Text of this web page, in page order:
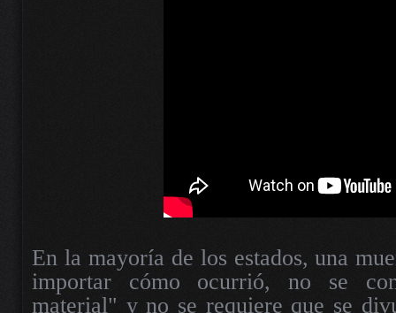
En la mayoría de los estados, una
importar cómo ocurrió, no se
material" y no se requiere que se